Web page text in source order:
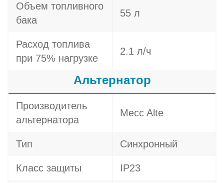
Объем топливного
бака
55 л
Расход топлива
при 75% нагрузке
2.1 л/ч
Альтернатор
Производитель
альтернатора
Mecc Alte
Тип Синхронный
Класс защиты IP23